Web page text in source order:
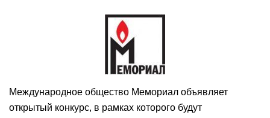
Международное общество Мемориал объявляет
открытый конкурс, в рамках которого будут